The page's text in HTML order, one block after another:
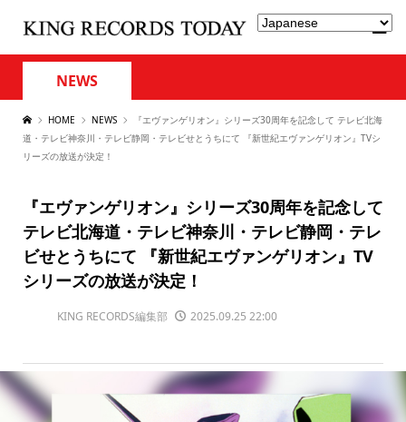
NEWS
HOME NEWS
『エヴァンゲリオン』シリーズ30周年を記念して テレビ北海
道・テレビ神奈川・テレビ静岡・テレビせとうちにて 『新世紀エヴァンゲリオン』TVシ
リーズの放送が決定！
『エヴァンゲリオン』シリーズ30周年を記念して
テレビ北海道・テレビ神奈川・テレビ静岡・テレ
ビせとうちにて 『新世紀エヴァンゲリオン』TV
シリーズの放送が決定！
KING RECORDS編集部 2025.09.25 22:00